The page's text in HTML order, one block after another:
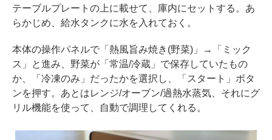
テーブルプレートの上に載せて、庫内にセットする。あ
らかじめ、給水タンクに水を入れておく。
本体の操作パネルで「熱風旨み焼き(野菜)」→「ミック
ス」と進み、野菜が「常温/冷蔵」で保存していたもの
か、「冷凍のみ」だったかを選択し、「スタート」ボタ
ンを押す。あとはレンジ/オーブン/過熱水蒸気、それにグ
リル機能を使って、自動で調理してくれる。